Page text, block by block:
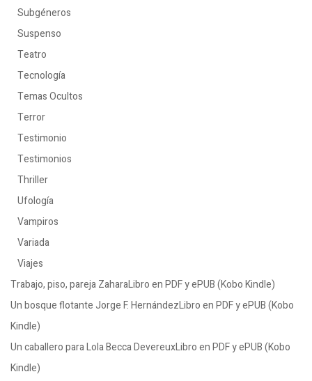
Subgéneros
Suspenso
Teatro
Tecnología
Temas Ocultos
Terror
Testimonio
Testimonios
Thriller
Ufología
Vampiros
Variada
Viajes
Trabajo, piso, pareja ZaharaLibro en PDF y ePUB (Kobo Kindle)
Un bosque flotante Jorge F. HernándezLibro en PDF y ePUB (Kobo
Kindle)
Un caballero para Lola Becca DevereuxLibro en PDF y ePUB (Kobo
Kindle)